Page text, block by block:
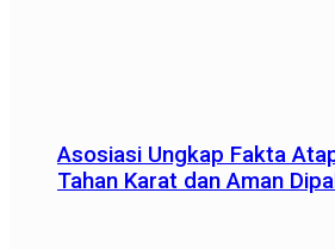
Asosiasi Ungkap Fakta
Tahan Karat dan Aman